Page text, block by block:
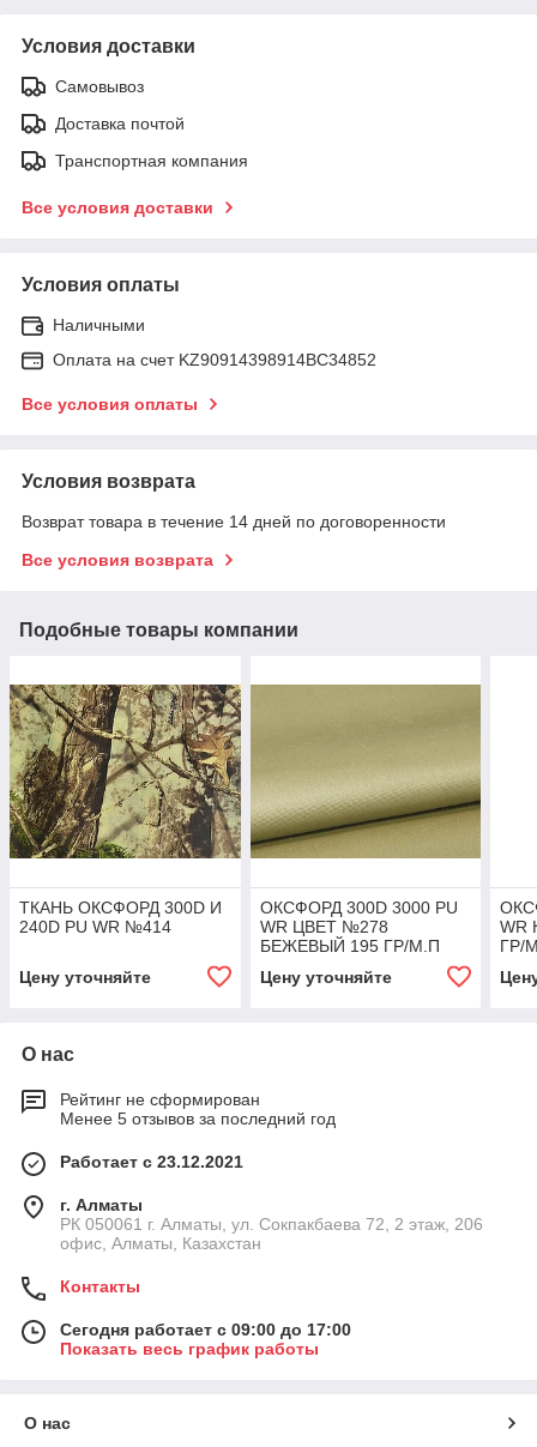
Условия доставки
Самовывоз
Доставка почтой
Транспортная компания
Все условия доставки
Условия оплаты
Наличными
Оплата на счет KZ90914398914ВС34852
Все условия оплаты
Условия возврата
Возврат товара в течение 14 дней по договоренности
Все условия возврата
Подобные товары компании
ТКАНЬ ОКСФОРД 300D И
240D PU WR №414
Цену уточняйте
ОКСФОРД 300D 3000 PU
WR ЦВЕТ №278
БЕЖЕВЫЙ 195 ГР/М.П
Цену уточняйте
WR
ГР/
О нас
Рейтинг не сформирован
Менее 5 отзывов за последний год
Работает с 23.12.2021
г. Алматы
РК 050061 г. Алматы, ул. Сокпакбаева 72, 2 этаж, 206
офис, Алматы, Казахстан
Контакты
Сегодня работает с 09:00 до 17:00
Показать весь график работы
О нас